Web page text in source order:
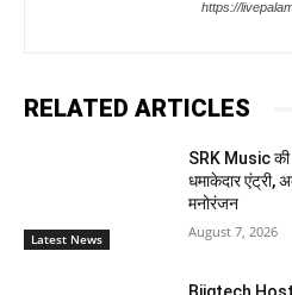
https://
RELATED ARTICLES
Latest News
SRK Music की
धमाकेदार एंट्री,
मनोरंजन
August 7, 2026
Biigtech